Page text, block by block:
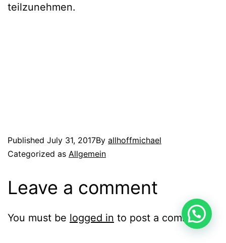
teilzunehmen.
Published July 31, 2017By allhoffmichael
Categorized as Allgemein
Leave a comment
You must be logged in to post a comment.